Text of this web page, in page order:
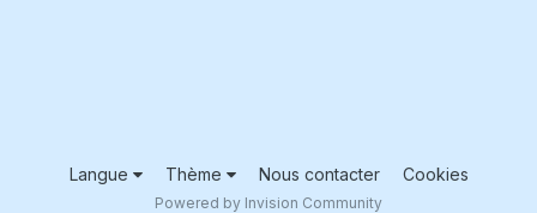
Langue Thème Nous contacter Cookies
Powered by Invision Community